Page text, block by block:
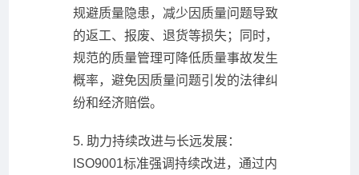
规避质量隐患，减少因质量问题导致
的返工、报废、退货等损失；同时，
规范的质量管理可降低质量事故发生
概率，避免因质量问题引发的法律纠
纷和经济赔偿。
5. 助力持续改进与长远发展：
ISO9001标准强调持续改进，通过内